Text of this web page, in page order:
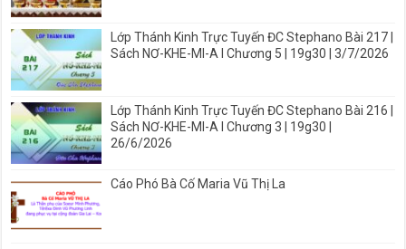
Lớp Thánh Kinh Trực Tuyến ĐC Stephano Bài 217 |
Sách NƠ-KHE-MI-A I Chương 5 | 19g30 | 3/7/2026
Lớp Thánh Kinh Trực Tuyến ĐC Stephano Bài 216 |
Sách NƠ-KHE-MI-A I Chương 3 | 19g30 |
26/6/2026
Cáo Phó Bà Cố Maria Vũ Thị La